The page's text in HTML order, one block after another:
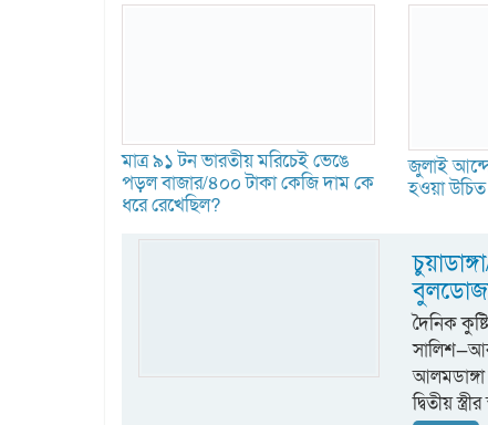
মাত্র ৯১ টন ভারতীয় মরিচেই ভেঙে
পড়ল বাজার/৪০০ টাকা কেজি দাম কে
ধরে রেখেছিল?
জুলাই
হওয়া উচিত
দৈনিক
আলমডাঙ্গা
দ্বিতীয়